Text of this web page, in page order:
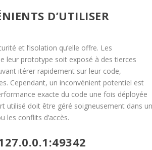
D’UTILISER
et l’isolation qu’elle offre. Les
leur prototype soit exposé à des tierces
itérer rapidement sur leur code,
Cependant, un inconvénient potentiel est
exacte du code une fois déployée
utilisé doit être géré soigneusement dans
conflits d’accès.